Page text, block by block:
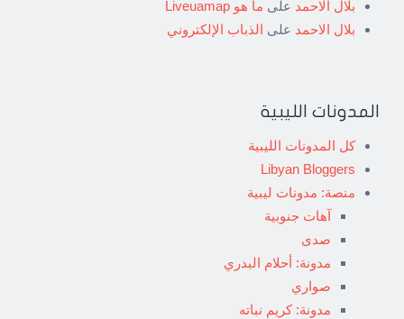
بلال الاحمد على ما هو Liveuamap
بلال الاحمد على الذباب الإلكتروني
المدونات الليبية
كل المدونات الليبية
Libyan Bloggers
منصة: مدونات ليبية
آهات جنوبية
صدى
مدونة: أحلام البدري
صواري
مدونة: كريم نباته